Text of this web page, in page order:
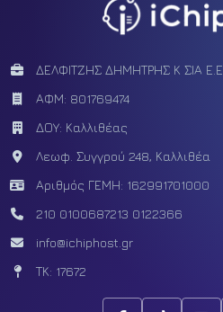
ΔΕΛΦΙΤΖΗΣ ΔΗΜΗΤΡΗΣ Κ ΣΙΑ Ε.Ε
ΑΦΜ: 801769474
ΔΟΥ: Καλλιθέας
Λεωφ. Συγγρού 248, Καλλιθέα
Αριθμός ΓΕΜΗ: 162991701000
210 0100687213 0122366
info@ichiphost.gr
ΤΚ: 17672